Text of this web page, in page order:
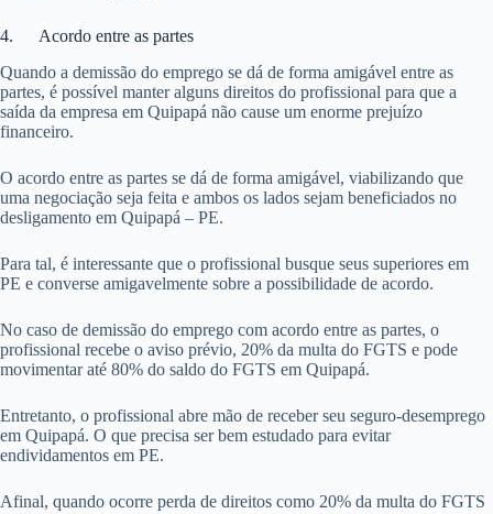
4. Acordo entre as partes
Quando a demissão do emprego se dá de forma amigável entre as
partes, é possível manter alguns direitos do profissional para que a
saída da empresa em Quipapá não cause um enorme prejuízo
financeiro.
O acordo entre as partes se dá de forma amigável, viabilizando que
uma negociação seja feita e ambos os lados sejam beneficiados no
desligamento em Quipapá – PE.
Para tal, é interessante que o profissional busque seus superiores em
PE e converse amigavelmente sobre a possibilidade de acordo.
No caso de demissão do emprego com acordo entre as partes, o
profissional recebe o aviso prévio, 20% da multa do FGTS e pode
movimentar até 80% do saldo do FGTS em Quipapá.
Entretanto, o profissional abre mão de receber seu seguro-desemprego
em Quipapá. O que precisa ser bem estudado para evitar
endividamentos em PE.
Afinal, quando ocorre perda de direitos como 20% da multa do FGTS